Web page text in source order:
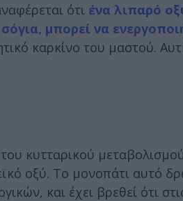
ότι ένα λιπαρό
μπορεί να
καρκίνο του μαστού.
κυτταρικού
οξύ. Το μονοπάτι αυτό
και έχει βρεθεί ότι